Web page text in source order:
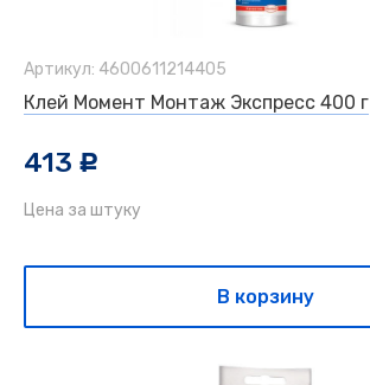
Артикул: 4600611214405
Клей Момент Монтаж Экспресс 400 г
413 c
Цена за штуку
В корзину